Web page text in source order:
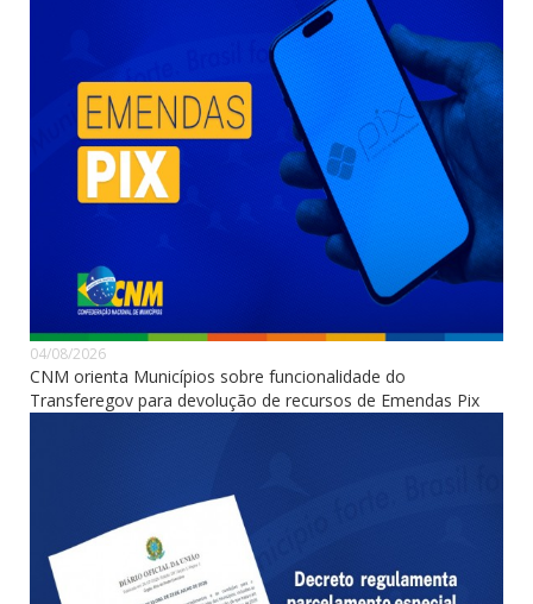
04/08/2026
CNM orienta Municípios sobre funcionalidade do
Transferegov para devolução de recursos de Emendas Pix